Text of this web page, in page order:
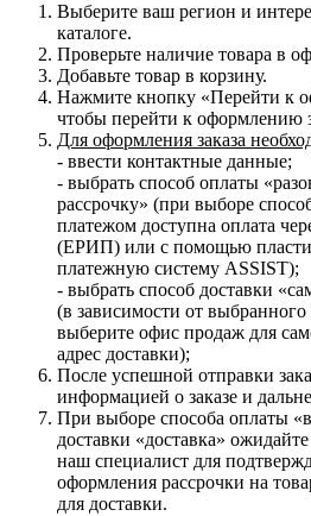
Выберите ваш регион и
каталоге.
Проверьте наличие товара в
Добавьте товар в корзину.
Нажмите кнопку «Перейти к
чтобы перейти к оформлению
Для оформления заказа
- ввести контактные данные;
- выбрать способ оплаты
рассрочку» (при выборе
платежом доступна оплата
(ЕРИП) или с помощью
платежную систему ASSIST);
- выбрать способ доставки
(в зависимости от выбранного
выберите офис продаж для
адрес доставки);
После успешной отправки
информацией о заказе и
При выборе способа оплаты
доставки «доставка»
наш специалист для
оформления рассрочки на
для доставки.